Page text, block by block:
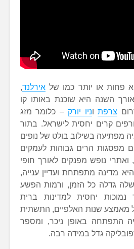
פחות או יותר כמו של אירלנד,
השנה היא שוכנת באותו קו
צרפתוניו יורק – כלומר מזג
קרים יחסית לישראל. בתור
מפתיעה בשילוב בולט של נופים
מפסגות הרים גבוהות לעמקים
נופש מפנקים לאורך חופי
מדינה מתפתחת ועדיין ענייה,
גדלה כל הזמן, ורמות הפשע
יחסית למדינות ברית
מאמצע שנות האלפיים, התשתית
התפתחה באופן ניכר, ומספר
גדל במידה רבה.